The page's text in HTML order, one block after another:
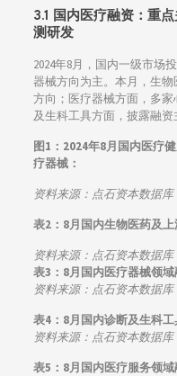
3.1 国内医疗融资： 重
测研发
2024年8月，国内一级市场
器械方向为主。本月，生
方向；医疗器械方面，多
及生科工具方面，披露融资
图1： 2024年8月国内医疗
疗器械：
资料来源：点石资本数据库
表2：8月国内生物医药及
资料来源：点石资本数据库
表3：8月国内医疗器械领
资料来源：点石资本数据库
表4：8月国内诊断及生科
资料来源：点石资本数据库
表5：8月国内医疗服务领